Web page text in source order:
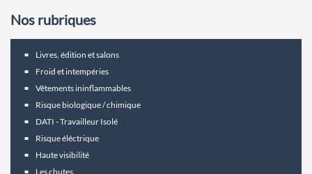
Nos rubriques
Livres, édition et salons
Froid et intempéries
Vêtements ininflammables
Risque biologique / chimique
DATI - Travailleur Isolé
Risque éléctrique
Haute visibilité
Les chutes